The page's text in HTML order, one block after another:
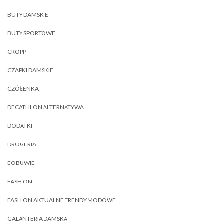
BUTY DAMSKIE
BUTY SPORTOWE
CROPP
CZAPKI DAMSKIE
CZÓŁENKA
DECATHLON ALTERNATYWA
DODATKI
DROGERIA
EOBUWIE
FASHION
FASHION AKTUALNE TRENDY MODOWE
GALANTERIA DAMSKA